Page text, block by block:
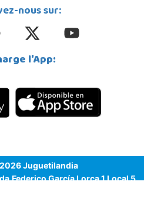
nous sur:
l'App:
Juguetilandia
García Lorca 1 Local 5,